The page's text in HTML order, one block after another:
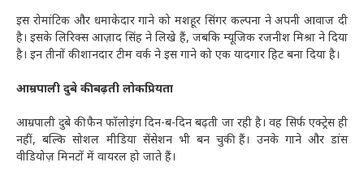
इस रोमांटिक और धमाकेदार गाने को मशहूर सिंगर कल्पना ने अपनी आवाज दी
है। इसके लिरिक्स आज़ाद सिंह ने लिखे हैं, जबकि म्यूजिक रजनीश मिश्रा ने दिया
है। इन तीनों की शानदार टीम वर्क ने इस गाने को एक यादगार हिट बना दिया है।
आम्रपाली दुबे की बढ़ती लोकप्रियता
आम्रपाली दुबे की फैन फॉलोइंग दिन-ब-दिन बढ़ती जा रही है। वह सिर्फ एक्ट्रेस ही
नहीं, बल्कि सोशल मीडिया सेंसेशन भी बन चुकी हैं। उनके गाने और डांस
वीडियोज़ मिनटों में वायरल हो जाते हैं।